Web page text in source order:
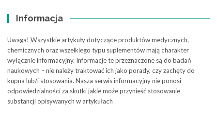
Informacja
Uwaga! Wszystkie artykuły dotyczące produktów medycznych,
chemicznych oraz wszelkiego typu suplementów mają charakter
wyłącznie informacyjny. Informacje te przeznaczone są do badań
naukowych – nie należy traktować ich jako porady, czy zachęty do
kupna lub/i stosowania. Nasza serwis informacyjny nie ponosi
odpowiedzialności za skutki jakie może przynieść stosowanie
substancji opisywanych w artykułach